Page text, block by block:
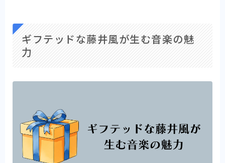
ギフテッドな藤井風が生む音楽の魅
力